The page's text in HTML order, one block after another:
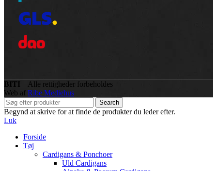
BITI – Alle rettigheder forbeholdes
Web af Ribe Mediehus
Search
Begynd at skrive for at finde de produkter du leder efter.
Luk
Forside
Tøj
Cardigans & Ponchoer
Uld Cardigans